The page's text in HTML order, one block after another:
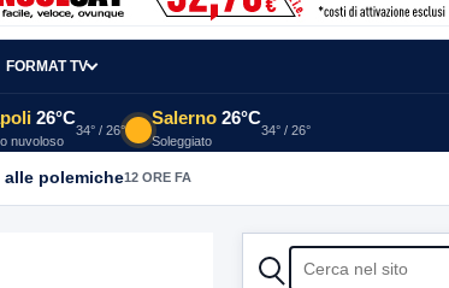
FORMAT TV
26°C
nuvoloso
34° / 26°
Salerno 26°C
Soleggiato
34° / 26°
in viale Italia: indagini in corso della Polizia
CERCA